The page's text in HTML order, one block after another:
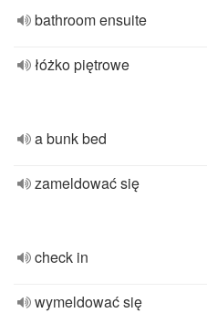
bathroom ensuite
łóżko piętrowe
a bunk bed
zameldować się
check in
wymeldować się